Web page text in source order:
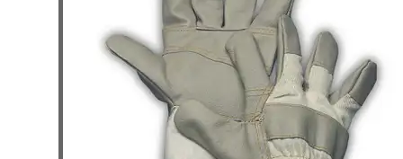
gekozen
worden
productpagina